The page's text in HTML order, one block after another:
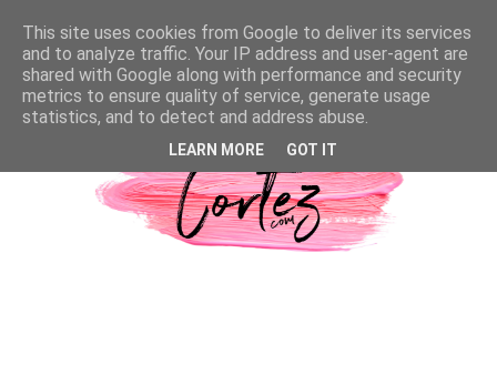
This site uses cookies from Google to deliver its services
and to analyze traffic. Your IP address and user-agent are
shared with Google along with performance and security
metrics to ensure quality of service, generate usage
statistics, and to detect and address abuse.
LEARN MORE GOT IT